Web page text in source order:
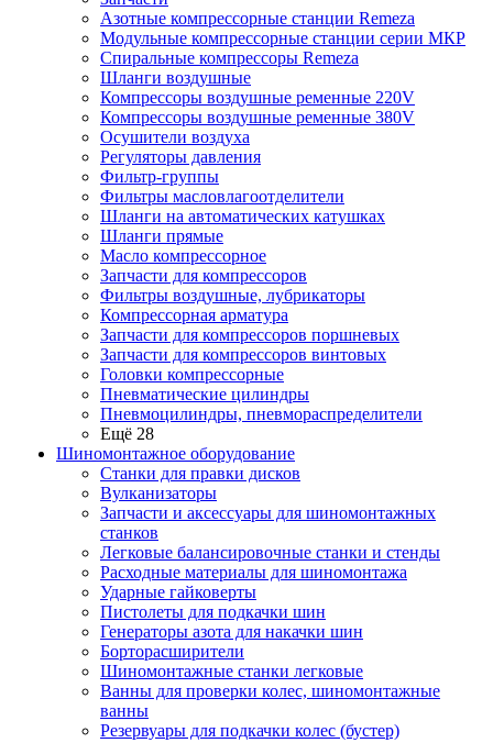
Азотные компрессорные станции Remeza
Модульные компрессорные станции серии МКР
Спиральные компрессоры Remeza
Шланги воздушные
Компрессоры воздушные ременные 220V
Компрессоры воздушные ременные 380V
Осушители воздуха
Регуляторы давления
Фильтр-группы
Фильтры масловлагоотделители
Шланги на автоматических катушках
Шланги прямые
Масло компрессорное
Запчасти для компрессоров
Фильтры воздушные, лубрикаторы
Компрессорная арматура
Запчасти для компрессоров поршневых
Запчасти для компрессоров винтовых
Головки компрессорные
Пневматические цилиндры
Пневмоцилиндры, пневмораспределители
Ещё 28
Шиномонтажное оборудование
Станки для правки дисков
Вулканизаторы
Запчасти и аксессуары для шиномонтажных
станков
Легковые балансировочные станки и стенды
Расходные материалы для шиномонтажа
Ударные гайковерты
Пистолеты для подкачки шин
Генераторы азота для накачки шин
Борторасширители
Шиномонтажные станки легковые
Ванны для проверки колес, шиномонтажные
ванны
Резервуары для подкачки колес (бустер)